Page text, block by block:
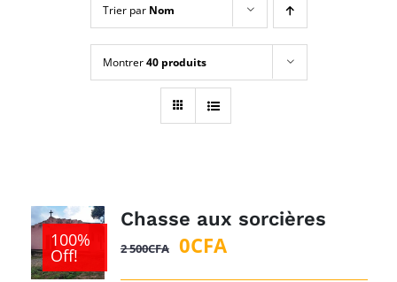
Trier par Nom
Montrer40 produits
100%
Off!
Chasse aux sorcières
2 500CFA
Le
0CFALe